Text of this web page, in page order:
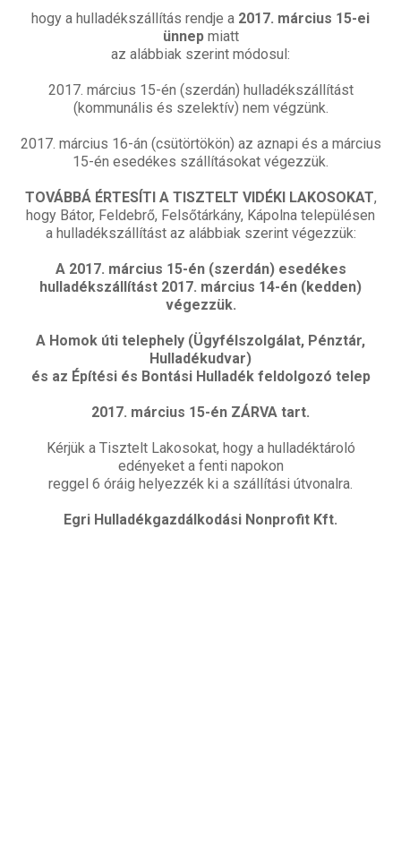
hogy a hulladékszállítás rendje a 2017. március 15-ei
ünnepmiatt
az alábbiak szerint módosul:
2017. március 15-én (szerdán) hulladékszállítást
(kommunális és szelektív) nem végzünk.
2017. március 16-án (csütörtökön) az aznapi és a március
15-én esedékes szállításokat végezzük.
TOVÁBBÁ ÉRTESÍTI A TISZTELT VIDÉKI LAKOSOKAT,
hogy Bátor, Feldebrő, Felsőtárkány, Kápolna településen
a hulladékszállítást az alábbiak szerint végezzük:
A 2017. március 15-én (szerdán) esedékes
hulladékszállítást 2017. március 14-én (kedden)
végezzük.
A Homok úti telephely (Ügyfélszolgálat, Pénztár,
Hulladékudvar)
és az Építési és Bontási Hulladék feldolgozó telep
2017. március 15-én ZÁRVA tart.
Kérjük a Tisztelt Lakosokat, hogy a hulladéktároló
edényeket a fenti napokon
reggel 6 óráig helyezzék ki a szállítási útvonalra.
Egri Hulladékgazdálkodási Nonprofit Kft.